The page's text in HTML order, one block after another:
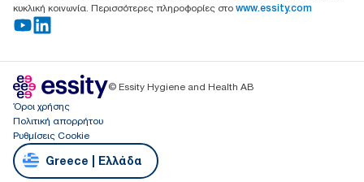
κυκλική κοινωνία. Περισσότερες πληροφορίες στο www.essity.com
© Essity Hygiene and Health AB
Όροι χρήσης
Πολιτική απορρήτου
Ρυθμίσεις Cookie
Greece | Ελλάδα